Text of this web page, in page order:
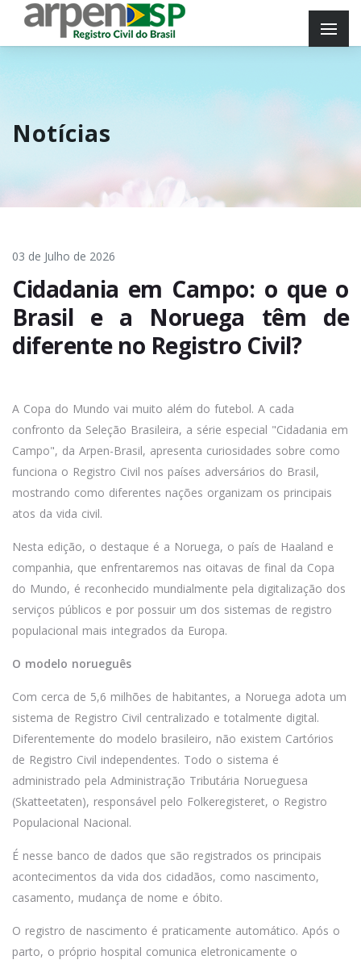
Notícias
03 de Julho de 2026
Cidadania em Campo: o que o
Brasil e a Noruega têm de
diferente no Registro Civil?
A Copa do Mundo vai muito além do futebol. A cada
confronto da Seleção Brasileira, a série especial "Cidadania em
Campo", da Arpen-Brasil, apresenta curiosidades sobre como
funciona o Registro Civil nos países adversários do Brasil,
mostrando como diferentes nações organizam os principais
atos da vida civil.
Nesta edição, o destaque é a Noruega, o país de Haaland e
companhia, que enfrentaremos nas oitavas de final da Copa
do Mundo, é reconhecido mundialmente pela digitalização dos
serviços públicos e por possuir um dos sistemas de registro
populacional mais integrados da Europa.
O modelo norueguês
Com cerca de 5,6 milhões de habitantes, a Noruega adota um
sistema de Registro Civil centralizado e totalmente digital.
Diferentemente do modelo brasileiro, não existem Cartórios
de Registro Civil independentes. Todo o sistema é
administrado pela Administração Tributária Norueguesa
(Skatteetaten), responsável pelo Folkeregisteret, o Registro
Populacional Nacional.
É nesse banco de dados que são registrados os principais
acontecimentos da vida dos cidadãos, como nascimento,
casamento, mudança de nome e óbito.
O registro de nascimento é praticamente automático. Após o
parto, o próprio hospital comunica eletronicamente o